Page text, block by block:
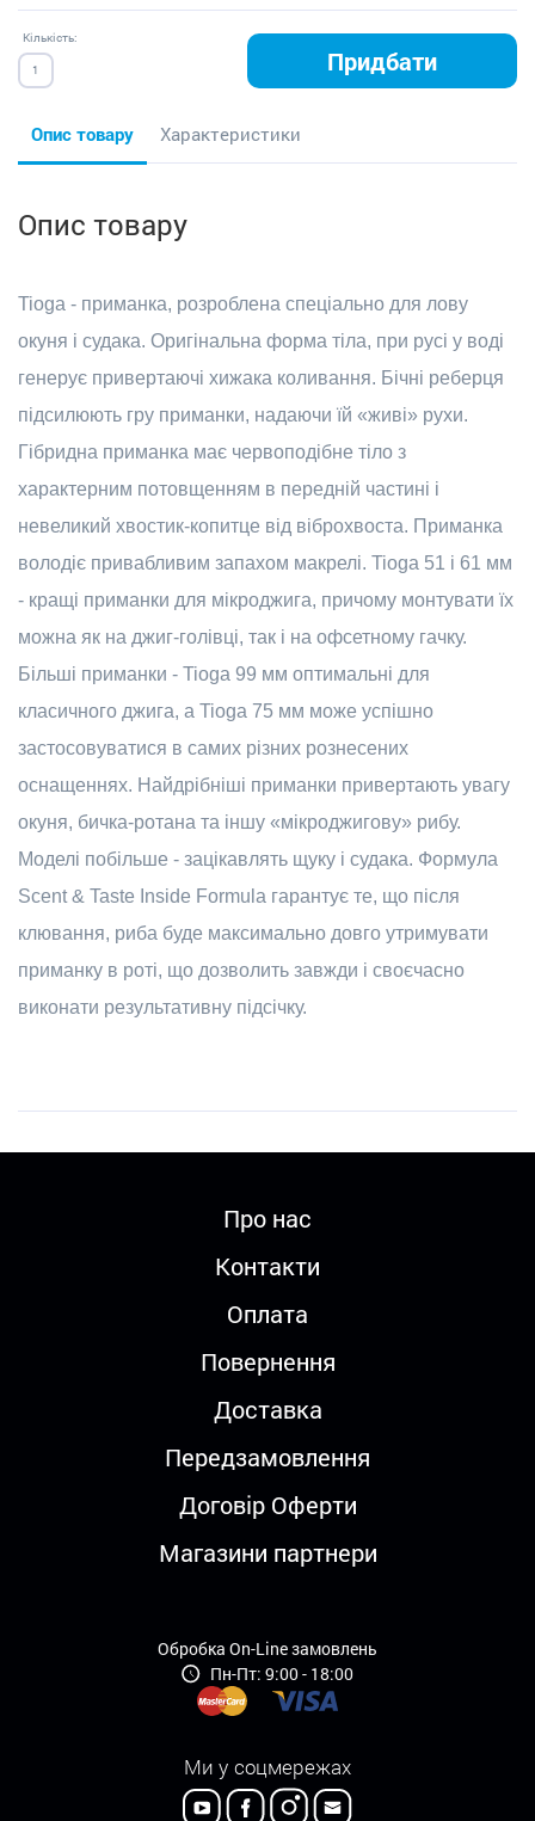
Кількість:
Придбати
Опис товару Характеристики
Опис товару
Tioga - приманка, розроблена спеціально для лову
окуня і судака. Оригінальна форма тіла, при русі у воді
генерує привертаючі хижака коливання. Бічні реберця
підсилюють гру приманки, надаючи їй «живі» рухи.
Гібридна приманка має червоподібне тіло з
характерним потовщенням в передній частині і
невеликий хвостик-копитце від віброхвоста. Приманка
володіє привабливим запахом макрелі. Tioga 51 і 61 мм
- кращі приманки для мікроджига, причому монтувати їх
можна як на джиг-голівці, так і на офсетному гачку.
Більші приманки - Tioga 99 мм оптимальні для
класичного джига, а Tioga 75 мм може успішно
застосовуватися в самих різних рознесених
оснащеннях. Найдрібніші приманки привертають увагу
окуня, бичка-ротана та іншу «мікроджигову» рибу.
Моделі побільше - зацікавлять щуку і судака. Формула
Scent & Taste Inside Formula гарантує те, що після
клювання, риба буде максимально довго утримувати
приманку в роті, що дозволить завжди і своєчасно
виконати результативну підсічку.
Про нас
Контакти
Оплата
Повернення
Доставка
Передзамовлення
Договір Оферти
Магазини партнери
Обробка On-Line замовлень
Пн-Пт: 9:00 - 18:00
Ми у соцмережах